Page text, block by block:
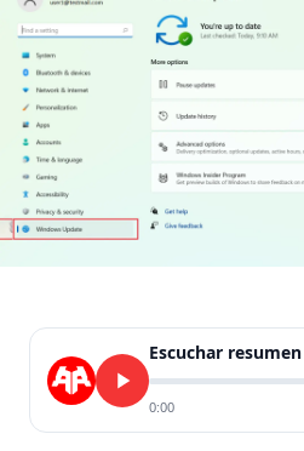
Escuchar resumen
0:00